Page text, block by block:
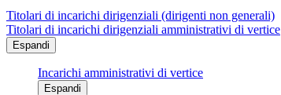
Titolari di incarichi dirigenziali (dirigenti non generali)
Titolari di incarichi dirigenziali amministrativi di vertice
Espandi
Incarichi amministrativi di vertice
Espandi